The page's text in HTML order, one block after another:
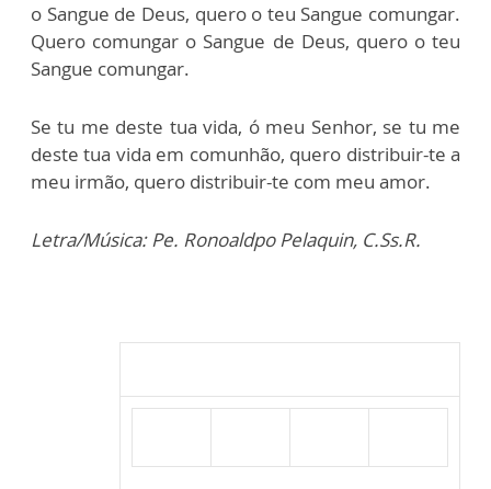
o Sangue de Deus, quero o teu Sangue comungar.
Quero comungar o Sangue de Deus, quero o teu
Sangue comungar.
Se tu me deste tua vida, ó meu Senhor, se tu me
deste tua vida em comunhão, quero distribuir-te a
meu irmão, quero distribuir-te com meu amor.
Letra/Música: Pe. Ronoaldpo Pelaquin, C.Ss.R.